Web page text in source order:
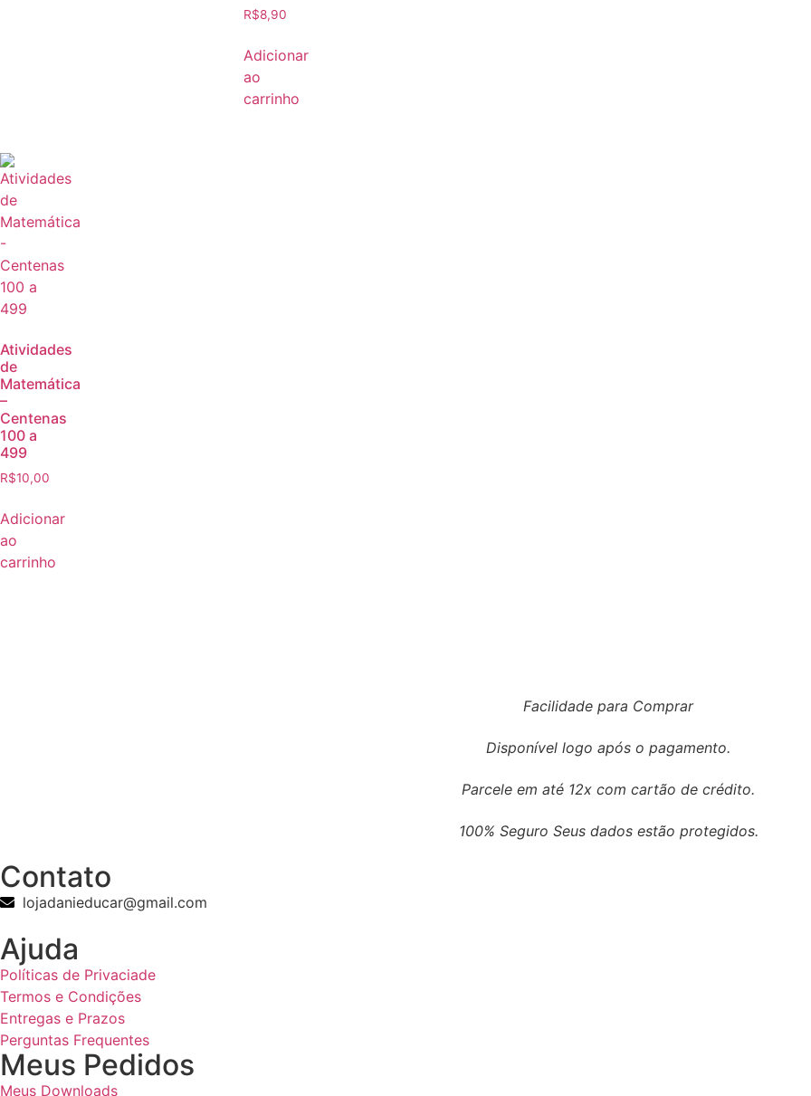
R$8,90
Adicionar
ao
carrinho
Atividades
de
Matemática
–
Centenas
100 a
499
R$10,00
Adicionar
ao
carrinho
Facilidade para Comprar
Disponível logo após o pagamento.
Parcele em até 12x com cartão de crédito.
100% Seguro Seus dados estão protegidos.
Contato
lojadanieducar@gmail.com
Ajuda
Políticas de Privaciade
Termos e Condições
Entregas e Prazos
Perguntas Frequentes
Meus Pedidos
Meus Downloads